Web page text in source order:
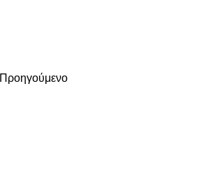
Προηγούμενο